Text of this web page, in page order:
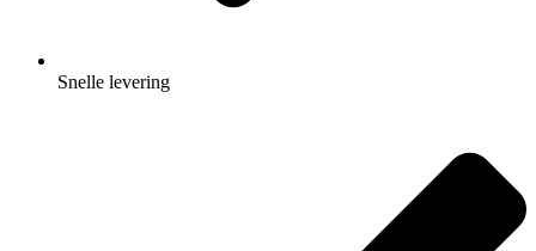
Snelle levering